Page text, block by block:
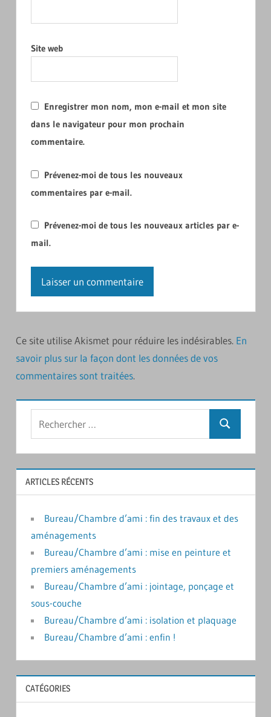
Site web
Enregistrer mon nom, mon e-mail et mon site
dans le navigateur pour mon prochain
commentaire.
Prévenez-moi de tous les nouveaux
commentaires par e-mail.
Prévenez-moi de tous les nouveaux articles par e-
mail.
Ce site utilise Akismet pour réduire les indésirables. En
savoir plus sur la façon dont les données de vos
commentaires sont traitées.
Recherche
ARTICLES RÉCENTS
Bureau/Chambre d’ami : fin des travaux et des
aménagements
Bureau/Chambre d’ami : mise en peinture et
premiers aménagements
Bureau/Chambre d’ami : jointage, ponçage et
sous-couche
Bureau/Chambre d’ami : isolation et plaquage
Bureau/Chambre d’ami : enfin !
CATÉGORIES